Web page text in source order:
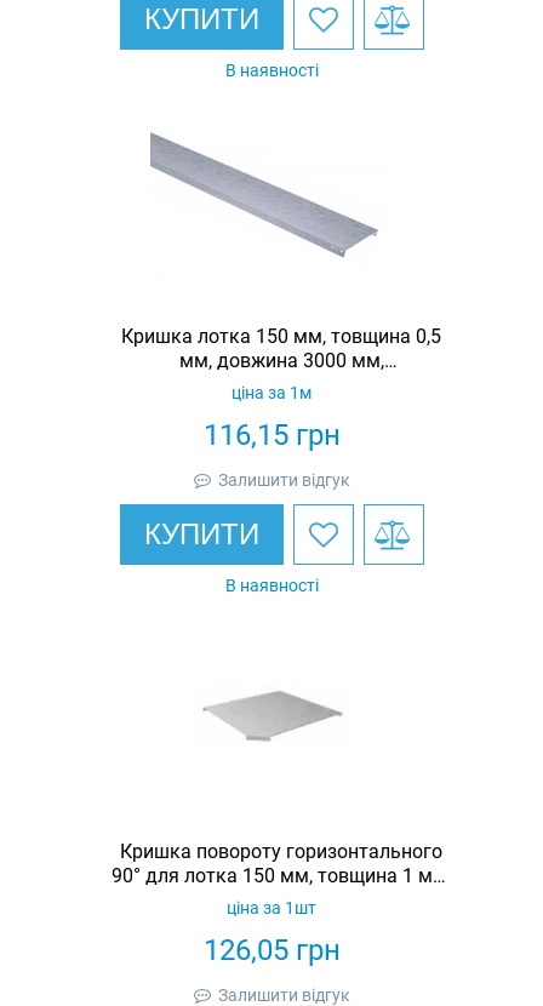
КУПИТИ
В наявності
Кришка лотка 150 мм, товщина 0,5
мм, довжина 3000 мм,
гарячеоцинкована, Eurotray
116,15грн
ціна за 1м
Залишити відгук
КУПИТИ
В наявності
Кришка повороту горизонтального
90° для лотка 150 мм, товщина 1 мм,
гарячеоцинкована, Eurotray
126,05грн
ціна за 1шт
Залишити відгук